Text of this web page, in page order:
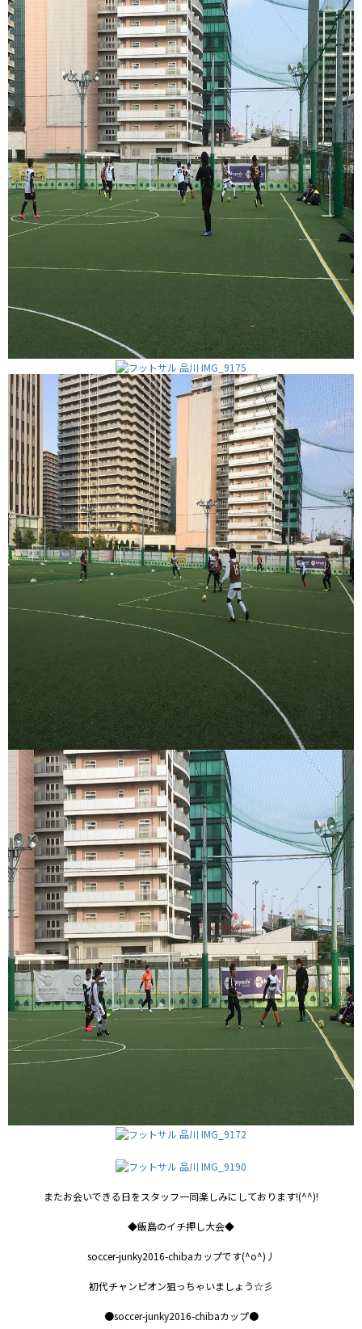
またお会いできる日をスタッフ一同楽しみにしております!(^^)!
◆飯島のイチ押し大会◆
soccer-junky2016-chibaカップです(^o^)丿
初代チャンピオン狙っちゃいましょう☆彡
●soccer-junky2016-chibaカップ●